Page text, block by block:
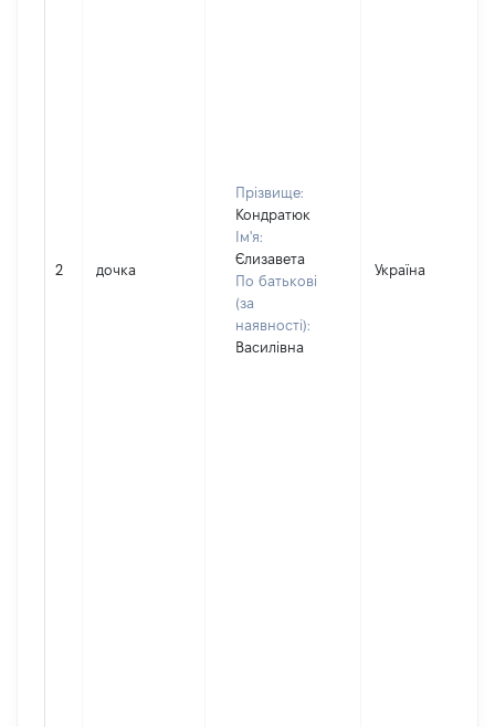
2 дочка
Прізвище:
Кондратюк
Ім'я:
Єлизавета
По батькові
(за
наявності):
Василівна
Україна